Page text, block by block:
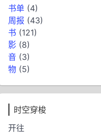
书单 (4)
周报 (43)
书 (121)
影 (8)
音 (3)
物 (5)
时空穿梭
开往